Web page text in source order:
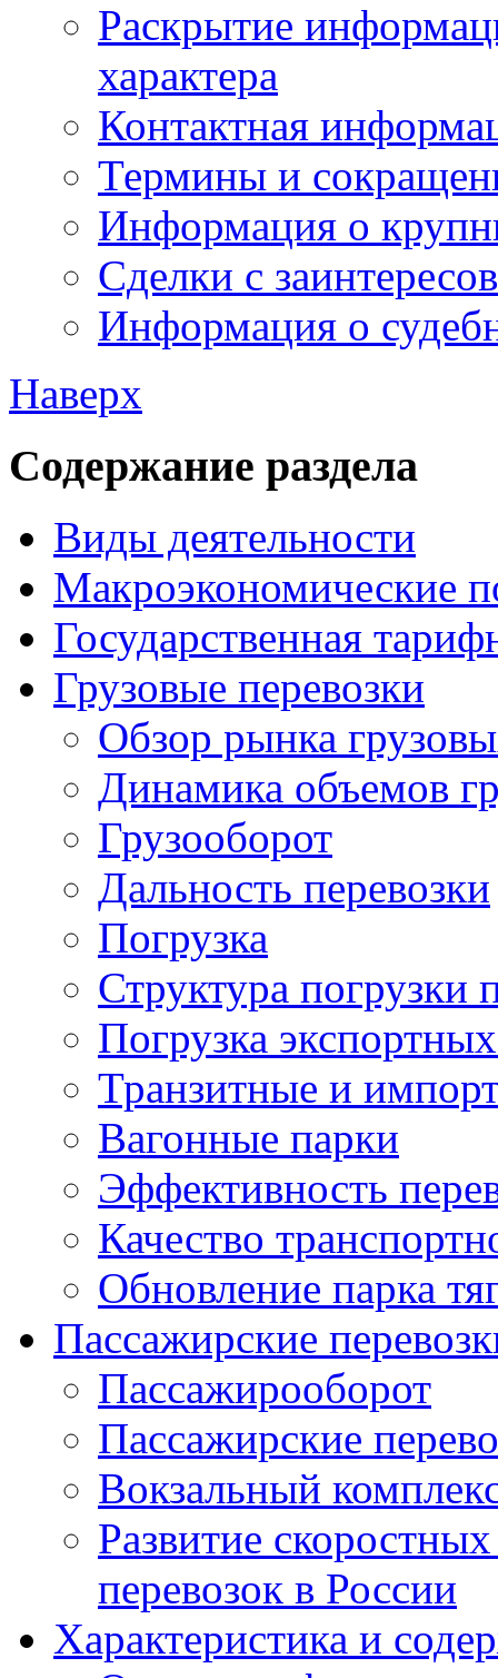
Раскрытие
характера
Контактная
Термины и
Информация о
Сделки с
Информация о
Наверх
Содержание раздела
Виды деятельности
Макроэкономические
Государственная
Грузовые перевозки
Обзор рынка
Динамика объемов
Грузооборот
Дальность перевозки
Погрузка
Структура погрузки
Погрузка
Транзитные и
Вагонные парки
Эффективность
Качество
Обновление парка
Пассажирские
Пассажирооборот
Пассажирские
Вокзальный
Развитие
перевозок в России
Характеристика и